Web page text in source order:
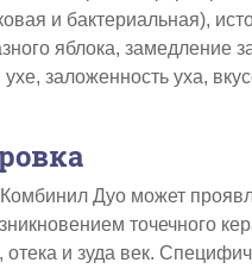
и бактериальная),
яблока, замедление
ухе, заложенность уха,
Дуо может
точечного
отека и зуда век.